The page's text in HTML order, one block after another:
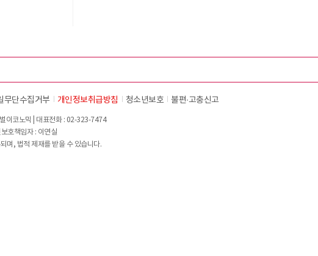
무단수집거부 개인정보취급방침 청소년보호 불편∙고충신고
이코노믹 | 대표전화 : 02-323-7474
호책임자 : 이연실
며, 법적 제재를 받을 수 있습니다.